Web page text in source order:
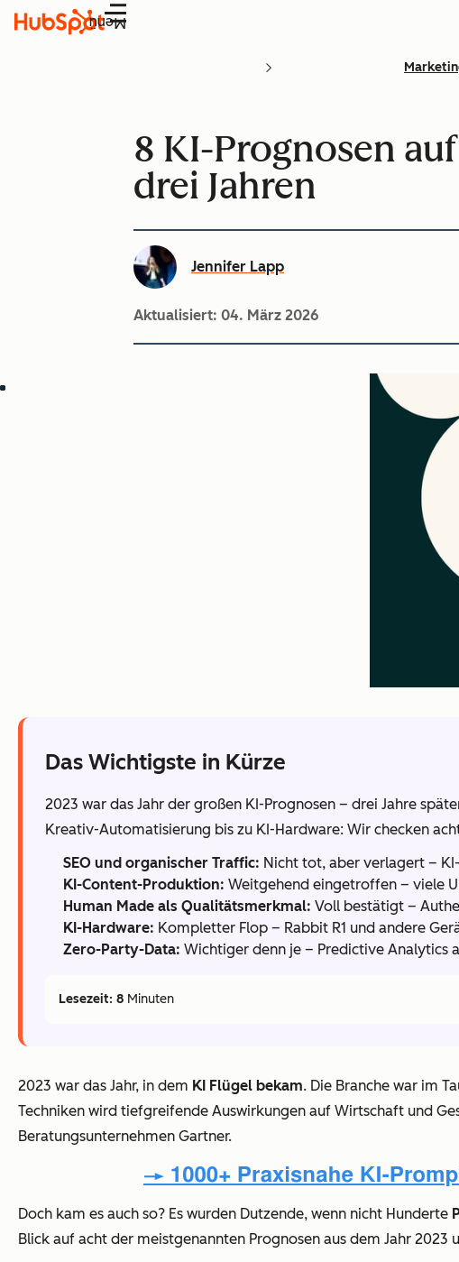
Menü
8 KI-Prognosen
drei Jahren
Jennifer Lapp
Aktualisiert: 04. März 2026
Das Wichtigste in Kürze
2023 war das Jahr der großen KI-Prognosen – drei Jahre
Kreativ-Automatisierung bis zu KI-Hardware: Wir checken
SEO und organischer Traffic: Nicht tot, aber verlagert –
KI-Content-Produktion: Weitgehend eingetroffen – viele
Human Made als Qualitätsmerkmal: Voll bestätigt –
KI-Hardware: Kompletter Flop – Rabbit R1 und andere
Zero-Party-Data: Wichtiger denn je – Predictive Analytics
Lesezeit: 8 Minuten
2023 war das Jahr, in dem KI Flügel bekam. Die Branche war im
Techniken wird tiefgreifende Auswirkungen auf Wirtschaft und
Beratungsunternehmen Gartner.
Doch kam es auch so? Es wurden Dutzende, wenn nicht Hunderte
Blick auf acht der meistgenannten Prognosen aus dem Jahr 2023